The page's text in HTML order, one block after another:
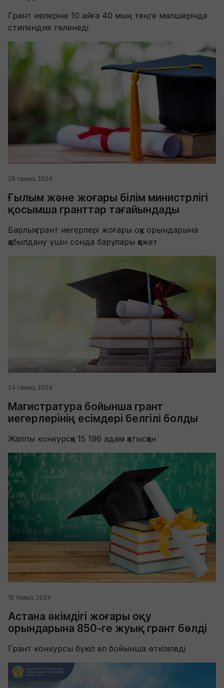
Грант иелеріне 10 айға 40 мың теңге мөлшерінде
стипендия төленеді
28 тамыз, 2024
Ғылым және жоғары білім министрлігі
қосымша гранттар тағайындады
Барлық грант иегерлері жоғары оқу орындарына
қабылдану үшін сонда барулары қажет
24 тамыз, 2024
Магистратура бойынша грант
иегерлерінің есімдері белгілі болды
Жалпы конкурсқа 15 196 адам қатысқан
15 тамыз, 2024
Астана әкімдігі жоғары оқу
орындарына 850-ге жуық грант бөлді
Грант конкурсы бүкіл ел бойынша өткізіледі